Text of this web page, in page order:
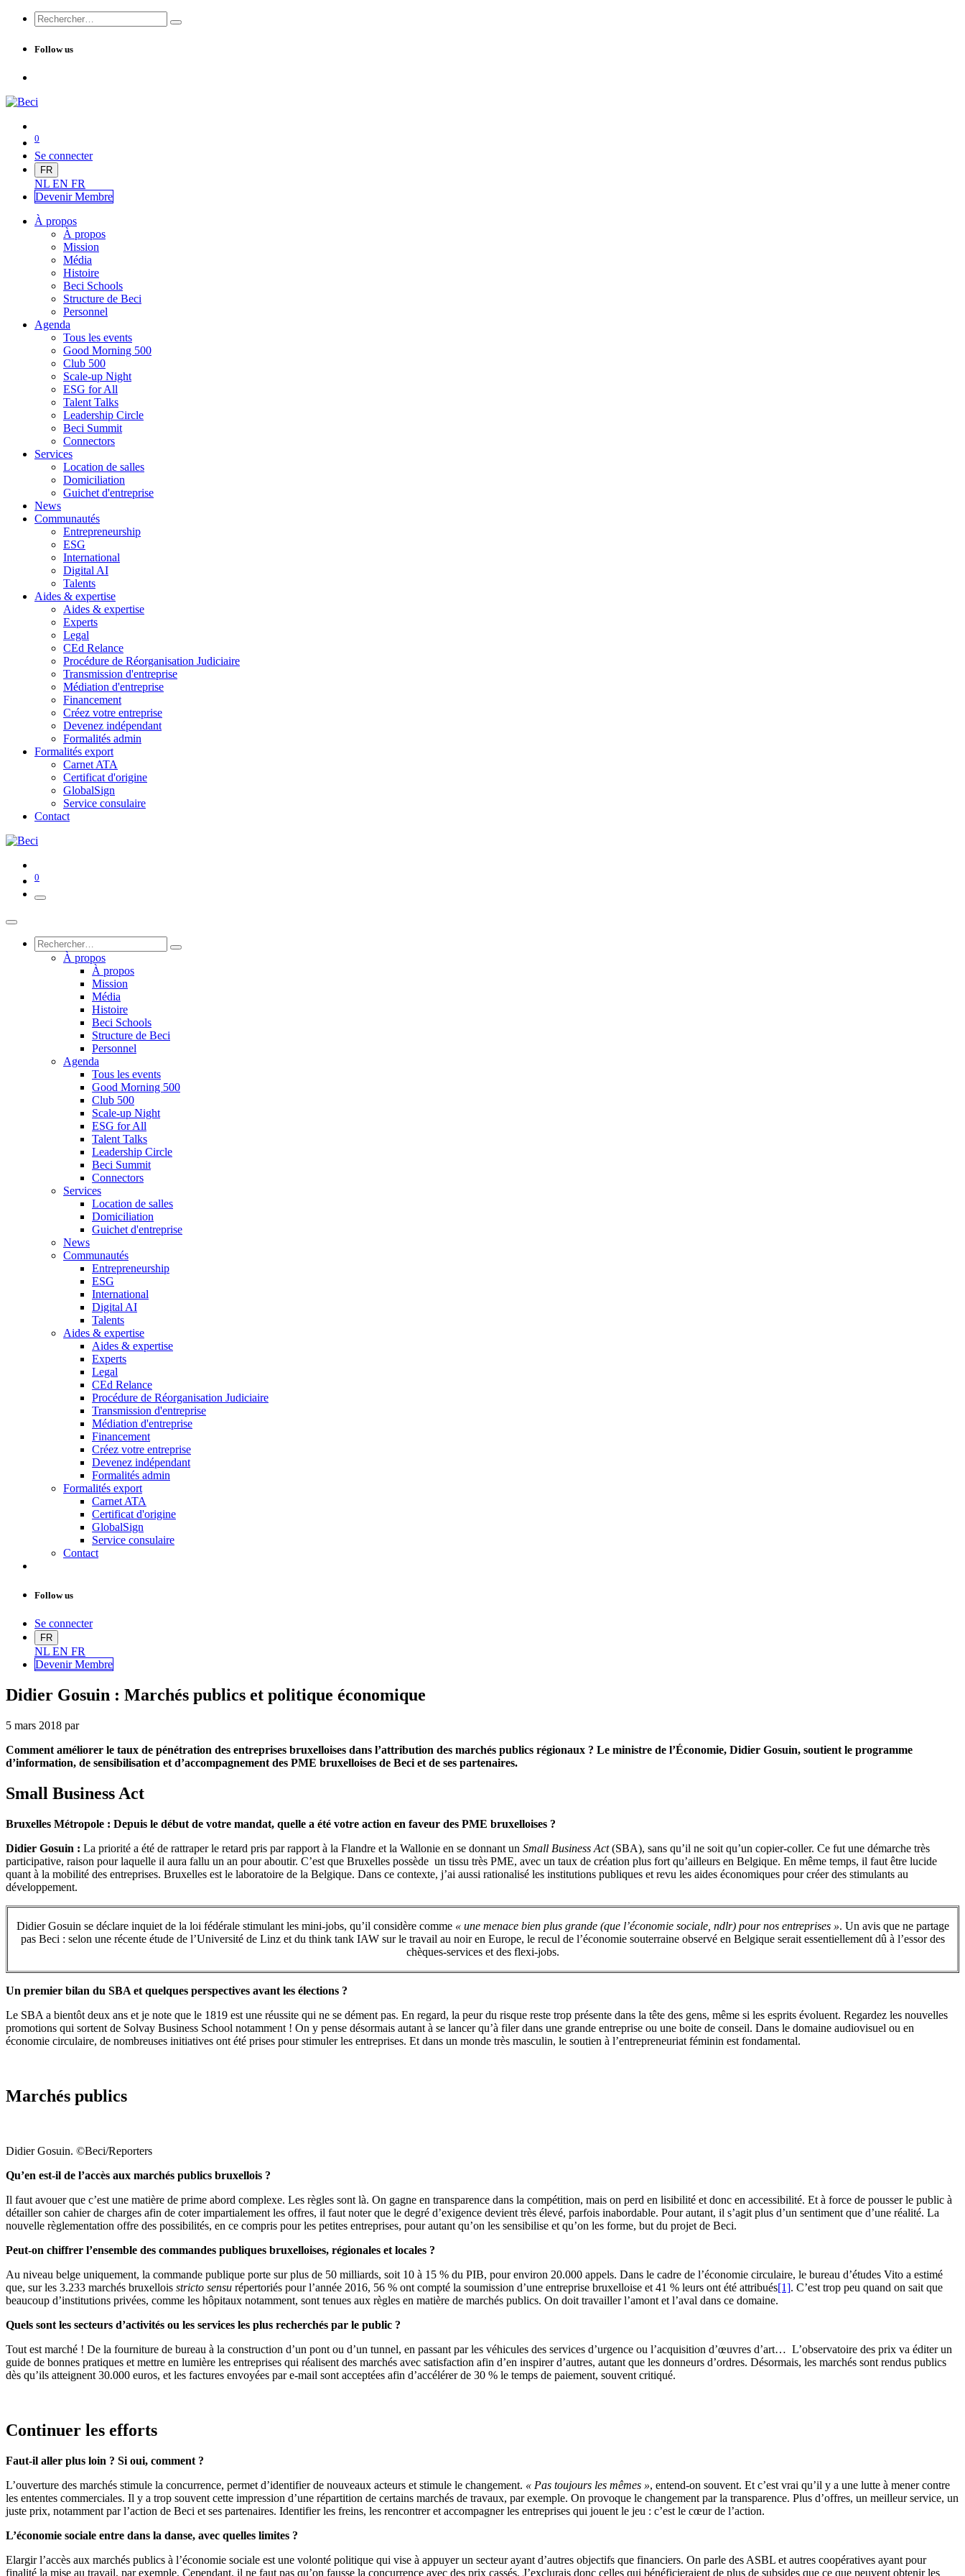
Follow us
0
Se connecter
FR
NL EN FR
Devenir Membre
À propos
À propos
Mission
Média
Histoire
Beci Schools
Structure de Beci
Personnel
Agenda
Tous les events
Good Morning 500
Club 500
Scale-up Night
ESG for All
Talent Talks
Leadership Circle
Beci Summit
Connectors
Services
Location de salles
Domiciliation
Guichet d'entreprise
News
Communautés
Entrepreneurship
ESG
International
Digital AI
Talents
Aides & expertise
Aides & expertise
Experts
Legal
CEd Relance
Procédure de Réorganisation Judiciaire
Transmission d'entreprise
Médiation d'entreprise
Financement
Créez votre entreprise
Devenez indépendant
Formalités admin
Formalités export
Carnet ATA
Certificat d'origine
GlobalSign
Service consulaire
Contact
0
À propos
À propos
Mission
Média
Histoire
Beci Schools
Structure de Beci
Personnel
Agenda
Tous les events
Good Morning 500
Club 500
Scale-up Night
ESG for All
Talent Talks
Leadership Circle
Beci Summit
Connectors
Services
Location de salles
Domiciliation
Guichet d'entreprise
News
Communautés
Entrepreneurship
ESG
International
Digital AI
Talents
Aides & expertise
Aides & expertise
Experts
Legal
CEd Relance
Procédure de Réorganisation Judiciaire
Transmission d'entreprise
Médiation d'entreprise
Financement
Créez votre entreprise
Devenez indépendant
Formalités admin
Formalités export
Carnet ATA
Certificat d'origine
GlobalSign
Service consulaire
Contact
Follow us
Se connecter
FR
NL EN FR
Devenir Membre
Didier Gosuin : Marchés publics et politique économique
5 mars 2018 par
Comment améliorer le taux de pénétration des entreprises bruxelloises dans l’attribution des marchés publics régionaux ? Le ministre de l’Économie, Didier Gosuin, soutient le programme
d’information, de sensibilisation et d’accompagnement des PME bruxelloises de Beci et de ses partenaires.
Small Business Act
Bruxelles Métropole : Depuis le début de votre mandat, quelle a été votre action en faveur des PME bruxelloises ?
Didier Gosuin : La priorité a été de rattraper le retard pris par rapport à la Flandre et la Wallonie en se donnant un Small Business Act(SBA), sans qu’il ne soit qu’un copier-coller. Ce fut une démarche très
participative, raison pour laquelle il aura fallu un an pour aboutir. C’est que Bruxelles possède un tissu très PME, avec un taux de création plus fort qu’ailleurs en Belgique. En même temps, il faut être lucide
quant à la mobilité des entreprises. Bruxelles est le laboratoire de la Belgique. Dans ce contexte, j’ai aussi rationalisé les institutions publiques et revu les aides économiques pour créer des stimulants au
développement.
Didier Gosuin se déclare inquiet de la loi fédérale stimulant les mini-jobs, qu’il considère comme « une menace bien plus grande (que l’économie sociale, ndlr) pour nos entreprises ». Un avis que ne partage
pas Beci : selon une récente étude de l’Université de Linz et du think tank IAW sur le travail au noir en Europe, le recul de l’économie souterraine observé en Belgique serait essentiellement dû à l’essor des
chèques-services et des flexi-jobs.
Un premier bilan du SBA et quelques perspectives avant les élections ?
Le SBA a bientôt deux ans et je note que le 1819 est une réussite qui ne se dément pas. En regard, la peur du risque reste trop présente dans la tête des gens, même si les esprits évoluent. Regardez les nouvelles
promotions qui sortent de Solvay Business School notamment ! On y pense désormais autant à se lancer qu’à filer dans une grande entreprise ou une boite de conseil. Dans le domaine audiovisuel ou en
économie circulaire, de nombreuses initiatives ont été prises pour stimuler les entreprises. Et dans un monde très masculin, le soutien à l’entrepreneuriat féminin est fondamental.
Marchés publics
Didier Gosuin. ©Beci/Reporters
Qu’en est-il de l’accès aux marchés publics bruxellois ?
Il faut avouer que c’est une matière de prime abord complexe. Les règles sont là. On gagne en transparence dans la compétition, mais on perd en lisibilité et donc en accessibilité. Et à force de pousser le public à
détailler son cahier de charges afin de coter impartialement les offres, il faut noter que le degré d’exigence devient très élevé, parfois inabordable. Pour autant, il s’agit plus d’un sentiment que d’une réalité. La
nouvelle règlementation offre des possibilités, en ce compris pour les petites entreprises, pour autant qu’on les sensibilise et qu’on les forme, but du projet de Beci.
Peut-on chiffrer l’ensemble des commandes publiques bruxelloises, régionales et locales ?
Au niveau belge uniquement, la commande publique porte sur plus de 50 milliards, soit 10 à 15 % du PIB, pour environ 20.000 appels. Dans le cadre de l’économie circulaire, le bureau d’études Vito a estimé
que, sur les 3.233 marchés bruxellois stricto sensu répertoriés pour l’année 2016, 56 % ont compté la soumission d’une entreprise bruxelloise et 41 % leurs ont été attribués[1]. C’est trop peu quand on sait que
beaucoup d’institutions privées, comme les hôpitaux notamment, sont tenues aux règles en matière de marchés publics. On doit travailler l’amont et l’aval dans ce domaine.
Quels sont les secteurs d’activités ou les services les plus recherchés par le public ?
Tout est marché ! De la fourniture de bureau à la construction d’un pont ou d’un tunnel, en passant par les véhicules des services d’urgence ou l’acquisition d’œuvres d’art… L’observatoire des prix va éditer un
guide de bonnes pratiques et mettre en lumière les entreprises qui réalisent des marchés avec satisfaction afin d’en inspirer d’autres, autant que les donneurs d’ordres. Désormais, les marchés sont rendus publics
dès qu’ils atteignent 30.000 euros, et les factures envoyées par e-mail sont acceptées afin d’accélérer de 30 % le temps de paiement, souvent critiqué.
Continuer les efforts
Faut-il aller plus loin ? Si oui, comment ?
L’ouverture des marchés stimule la concurrence, permet d’identifier de nouveaux acteurs et stimule le changement. « Pas toujours les mêmes », entend-on souvent. Et c’est vrai qu’il y a une lutte à mener contre
les ententes commerciales. Il y a trop souvent cette impression d’une répartition de certains marchés de travaux, par exemple. On provoque le changement par la transparence. Plus d’offres, un meilleur service, un
juste prix, notamment par l’action de Beci et ses partenaires. Identifier les freins, les rencontrer et accompagner les entreprises qui jouent le jeu : c’est le cœur de l’action.
L’économie sociale entre dans la danse, avec quelles limites ?
Elargir l’accès aux marchés publics à l’économie sociale est une volonté politique qui vise à appuyer un secteur ayant d’autres objectifs que financiers. On parle des ASBL et autres coopératives ayant pour
finalité la mise au travail, par exemple. Cependant, il ne faut pas qu’on fausse la concurrence avec des prix cassés. J’exclurais donc celles qui bénéficieraient de plus de subsides que ce que peuvent obtenir les